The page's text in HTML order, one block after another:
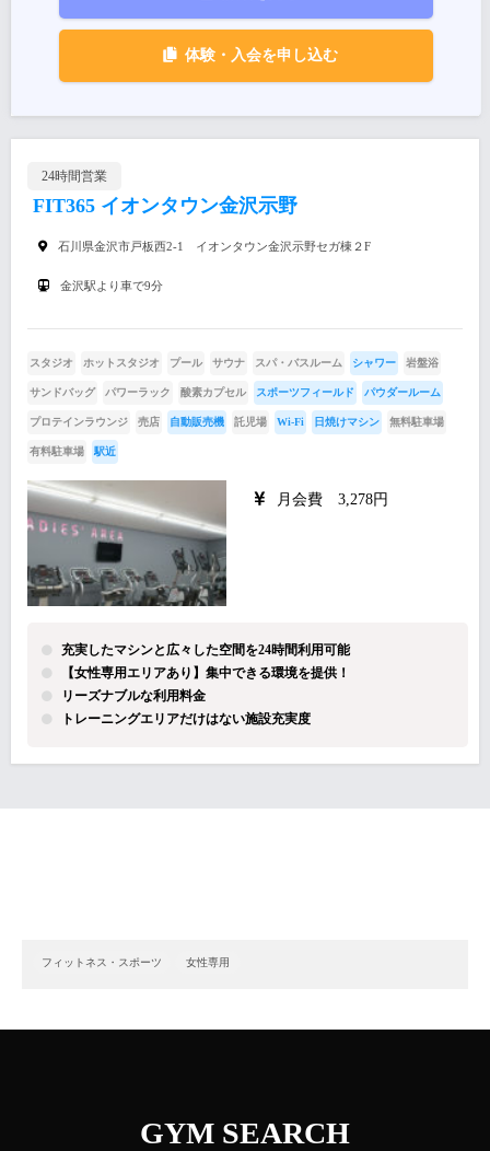
体験・入会を申し込む
24時間営業
FIT365 イオンタウン金沢示野
石川県金沢市戸板西2-1 イオンタウン金沢示野セガ棟２F
金沢駅より車で9分
スタジオ ホットスタジオ プール サウナ スパ・バスルーム シャワー 岩盤浴
サンドバッグ パワーラック 酸素カプセル スポーツフィールド パウダールーム
プロテインラウンジ 売店 自動販売機 託児場 Wi-Fi 日焼けマシン 無料駐車場
有料駐車場 駅近
月会費 3,278円
充実したマシンと広々した空間を24時間利用可能
【女性専用エリアあり】集中できる環境を提供！
リーズナブルな利用料金
トレーニングエリアだけはない施設充実度
フィットネス・スポーツ 女性専用
GYM SEARCH